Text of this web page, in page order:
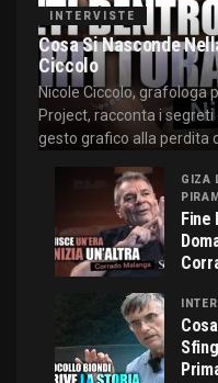
INTERVISTE
Cosa Si Nasconde
Ciccolo
Nicole Ciccolo, grafologa
Project, racconta i
gesto grafico alla perdita
GIZA
Fine